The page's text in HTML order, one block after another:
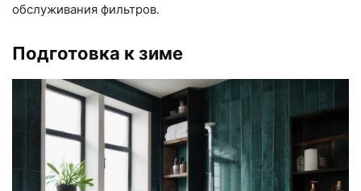
обслуживания фильтров.
Подготовка к зиме